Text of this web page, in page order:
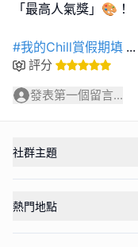
「最高人氣獎」🎨！
#我的Chill賞假期填 ...
評分
發表第一個留言...
社群主題
熱門地點